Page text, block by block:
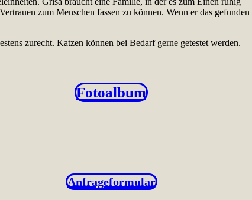
zum Menschen fassen zu können. Wenn er das
zurecht. Katzen können bei Bedarf gerne getestet werden.
Fotoalbum
Anfrageformular